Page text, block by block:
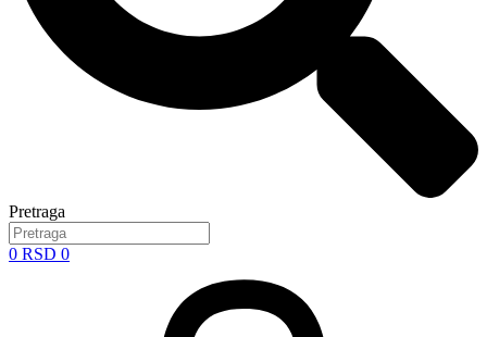
Pretraga
0 RSD 0